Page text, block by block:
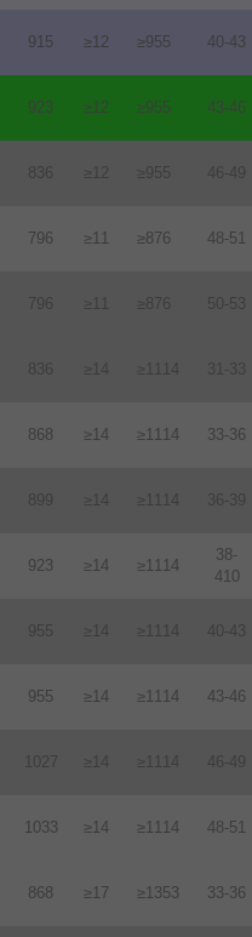
915 ≥12 ≥955 40-43
923 ≥12 ≥955 43-46
836 ≥12 ≥955 46-49
796 ≥11 ≥876 48-51
796 ≥11 ≥876 50-53
836 ≥14 ≥1114 31-33
868 ≥14 ≥1114 33-36
899 ≥14 ≥1114 36-39
923 ≥14 ≥1114
38-
410
955 ≥14 ≥1114 40-43
955 ≥14 ≥1114 43-46
1027 ≥14 ≥1114 46-49
1033 ≥14 ≥1114 48-51
868 ≥17 ≥1353 33-36